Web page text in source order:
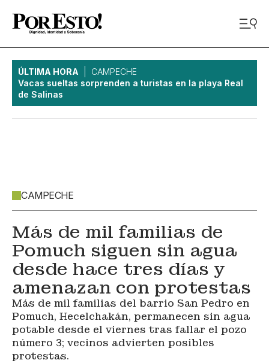
ÚLTIMA HORA
CAMPECHE
Vacas sueltas sorprenden a turistas en la playa Real
de Salinas
CAMPECHE
Más de mil familias de
Pomuch siguen sin agua
desde hace tres días y
amenazan con protestas
Más de mil familias del barrio San Pedro en
Pomuch, Hecelchakán, permanecen sin agua
potable desde el viernes tras fallar el pozo
número 3; vecinos advierten posibles
protestas.